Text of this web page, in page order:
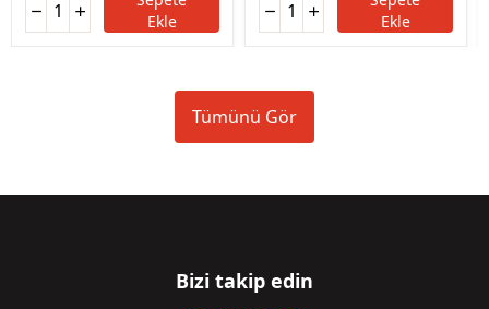
Ekle
Ekle
Tümünü Gör
Bizi takip edin